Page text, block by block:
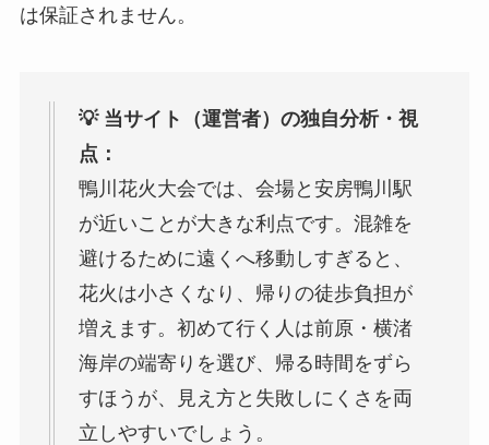
は保証されません。
💡 当サイト（運営者）の独自分析・視
点：
鴨川花火大会では、会場と安房鴨川駅
が近いことが大きな利点です。混雑を
避けるために遠くへ移動しすぎると、
花火は小さくなり、帰りの徒歩負担が
増えます。初めて行く人は前原・横渚
海岸の端寄りを選び、帰る時間をずら
すほうが、見え方と失敗しにくさを両
立しやすいでしょう。